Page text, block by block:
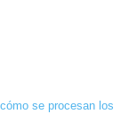
se procesan los